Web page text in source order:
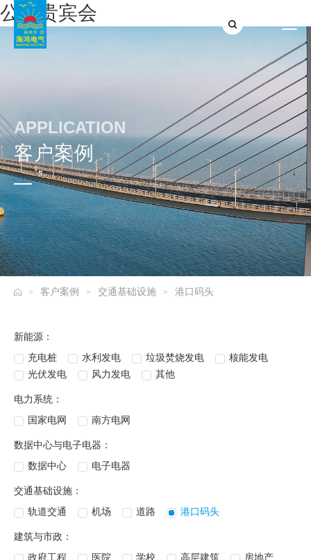
公海贵宾会
APPLICATION
客户案例
> 客户案例 > 交通基础设施 > 港口码头
新能源：
充电桩
水利发电 垃圾焚烧发电
核能发电
光伏发电
风力发电 其他
电力系统：
国家电网
南方电网
数据中心与电子电器：
数据中心
电子电器
交通基础设施：
轨道交通
机场 道路 港口码头
建筑与市政：
政府工程
医院 学校 高层建筑 房地产